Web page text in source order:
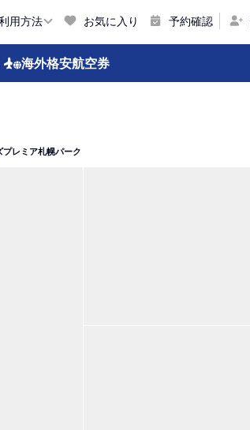
用方法 お気に入り 予約確認
海外格安航空券
レミア札幌パーク